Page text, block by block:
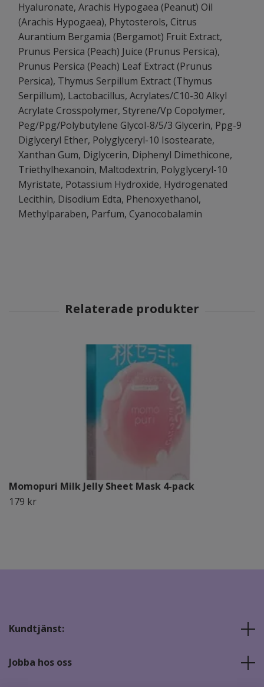
Hyaluronate, Arachis Hypogaea (Peanut) Oil
(Arachis Hypogaea), Phytosterols, Citrus
Aurantium Bergamia (Bergamot) Fruit Extract,
Prunus Persica (Peach) Juice (Prunus Persica),
Prunus Persica (Peach) Leaf Extract (Prunus
Persica), Thymus Serpillum Extract (Thymus
Serpillum), Lactobacillus, Acrylates/C10-30 Alkyl
Acrylate Crosspolymer, Styrene/Vp Copolymer,
Peg/Ppg/Polybutylene Glycol-8/5/3 Glycerin, Ppg-9
Diglyceryl Ether, Polyglyceryl-10 Isostearate,
Xanthan Gum, Diglycerin, Diphenyl Dimethicone,
Triethylhexanoin, Maltodextrin, Polyglyceryl-10
Myristate, Potassium Hydroxide, Hydrogenated
Lecithin, Disodium Edta, Phenoxyethanol,
Methylparaben, Parfum, Cyanocobalamin
Momopuri Milk Jelly Sheet Mask 4-pack
179 kr
Kundtjänst:
Jobba hos oss